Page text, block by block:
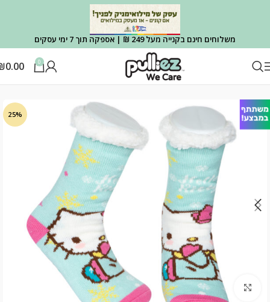
משלוחים חינם בקנייה מעל 249 ₪ | אספקה תוך 7 ימי עסקים
0
0.00
עמוד הבית גרבי מותגים
Click to enlarge
25%